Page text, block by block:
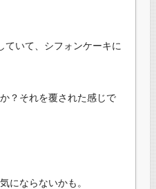
ていて、シフォンケーキに
？それを覆された感じで
にならないかも。